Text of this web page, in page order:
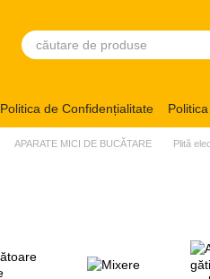
Politica de Confidențialitate
APARATE MICI DE BUCĂTARE Plită